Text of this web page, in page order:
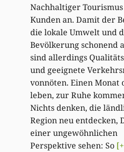
Nachhaltiger
Kunden an. Damit der
die lokale Umwelt und
Bevölkerung schonend
sind allerdings
und geeignete
vonnöten. Einen Monat
leben, zur Ruhe
Nichts denken, die
Region neu entdecken,
einer ungewöhnlichen
Perspektive sehen: So